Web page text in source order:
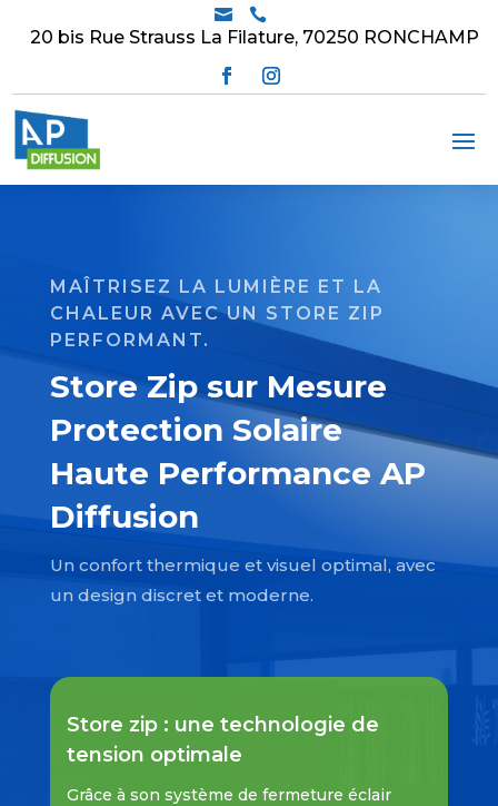
 
20 bis Rue Strauss La Filature, 70250 RONCHAMP
MAÎTRISEZ LA LUMIÈRE ET LA
CHALEUR AVEC UN STORE ZIP
PERFORMANT.
Store Zip sur Mesure
Protection Solaire
Haute Performance AP
Diffusion
Un confort thermique et visuel optimal, avec
un design discret et moderne.
Store zip : une technologie de
tension optimale
Grâce à son système de fermeture éclair